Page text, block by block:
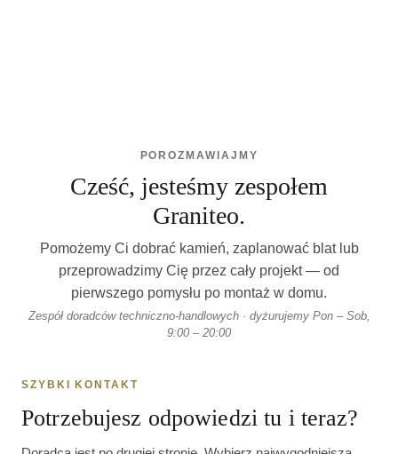
POROZMAWIAJMY
Cześć, jesteśmy zespołem
Graniteo.
Pomożemy Ci dobrać kamień, zaplanować blat lub
przeprowadzimy Cię przez cały projekt — od
pierwszego pomysłu po montaż w domu.
Zespół doradców techniczno-handlowych · dyżurujemy Pon – Sob,
9:00 – 20:00
SZYBKI KONTAKT
Potrzebujesz odpowiedzi tu i teraz?